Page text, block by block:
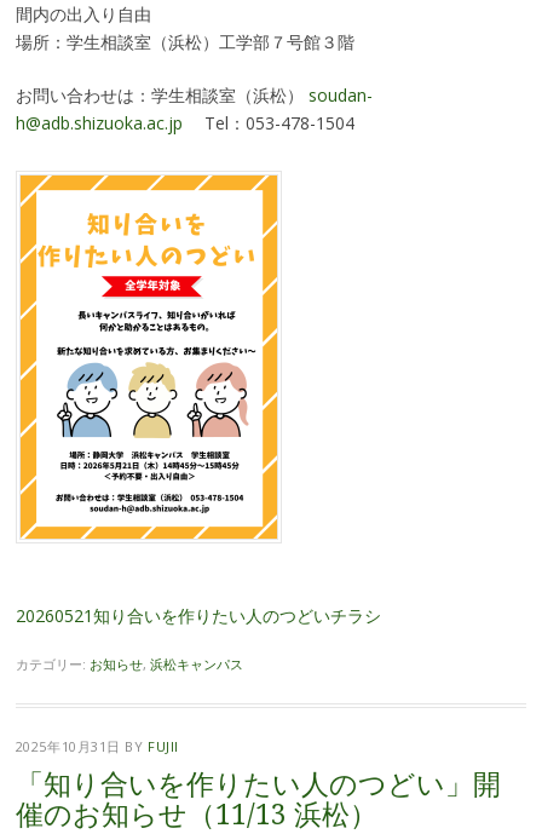
間内の出入り自由
場所：学生相談室（浜松）工学部７号館３階
お問い合わせは：学生相談室（浜松） soudan-
h@adb.shizuoka.ac.jp Tel：053-478-1504
20260521知り合いを作りたい人のつどいチラシ
カテゴリー: お知らせ, 浜松キャンパス
2025年10月31日 BY FUJII
「知り合いを作りたい人のつどい」開
催のお知らせ（11/13 浜松）